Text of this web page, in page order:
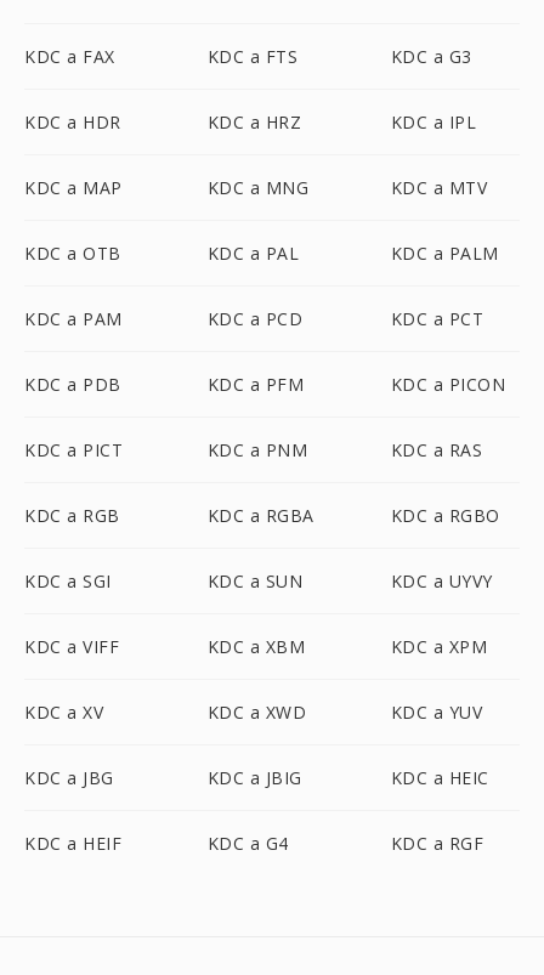
KDC a FAX KDC a FTS KDC a G3
KDC a HDR KDC a HRZ KDC a IPL
KDC a MAP KDC a MNG KDC a MTV
KDC a OTB KDC a PAL KDC a PALM
KDC a PAM KDC a PCD KDC a PCT
KDC a PDB KDC a PFM KDC a PICON
KDC a PICT KDC a PNM KDC a RAS
KDC a RGB KDC a RGBA KDC a RGBO
KDC a SGI KDC a SUN KDC a UYVY
KDC a VIFF KDC a XBM KDC a XPM
KDC a XV KDC a XWD KDC a YUV
KDC a JBG KDC a JBIG KDC a HEIC
KDC a HEIF KDC a G4 KDC a RGF